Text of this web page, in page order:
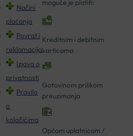
Načini
plaćanja
Povrat i
reklamacija
Izjava o
privatnosti
Pravila
o
kolačićima
moguće je platiti:
Kreditnim i debitnim
karticama
Gotovinom prilikom
preuzimanja
Općom uplatnicom /